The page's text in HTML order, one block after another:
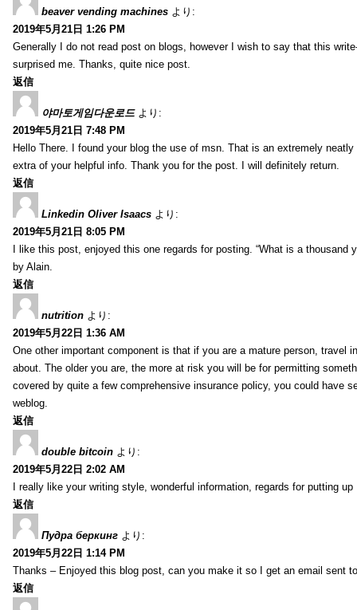
beaver vending machines より:
2019年5月21日 1:26 PM
Generally I do not read post on blogs, however I wish to say that this
surprised me. Thanks, quite nice post.
返信
야마토게임다운로드 より:
2019年5月21日 7:48 PM
Hello There. I found your blog the use of msn. That is an extremely
extra of your helpful info. Thank you for the post. I will definitely return.
返信
Linkedin Oliver Isaacs より:
2019年5月21日 8:05 PM
I like this post, enjoyed this one regards for posting. “What is a
by Alain.
返信
nutrition より:
2019年5月22日 1:36 AM
One other important component is that if you are a mature person, travel
about. The older you are, the more at risk you will be for permitting
covered by quite a few comprehensive insurance policy, you could have
weblog.
返信
double bitcoin より:
2019年5月22日 2:02 AM
I really like your writing style, wonderful information, regards for putting up
返信
Пудра беркинг より:
2019年5月22日 1:14 PM
Thanks – Enjoyed this blog post, can you make it so I get an email sent
返信